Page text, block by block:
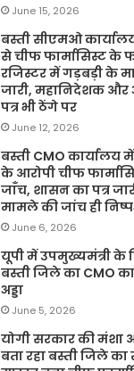
June 15, 2026
बस्ती सीएमओ
से चीफ फार्मासिस्ट के
रजिस्टर में गड़बड़ी के
जारी, महानिदेशक
पत्र भी ठेंगे पर
June 12, 2026
बस्ती CMO कार्यालय
के आरोपी चीफ
जाँच, शासन का पत्र
मामले की जांच ही
June 6, 2026
यूपी में उपमुख्यमंत्री के
बस्ती जिले का CMO
अड्डा
June 5, 2026
योगी सरकार की मंशा
बता रहा बस्ती जिले